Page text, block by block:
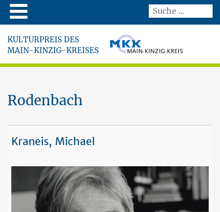
KULTURPREIS DES
MAIN-KINZIG-KREISES
Rodenbach
Kraneis, Michael